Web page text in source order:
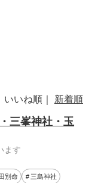
いいね順｜ 新着順
三峯神社・玉
ます
別命 三島神社